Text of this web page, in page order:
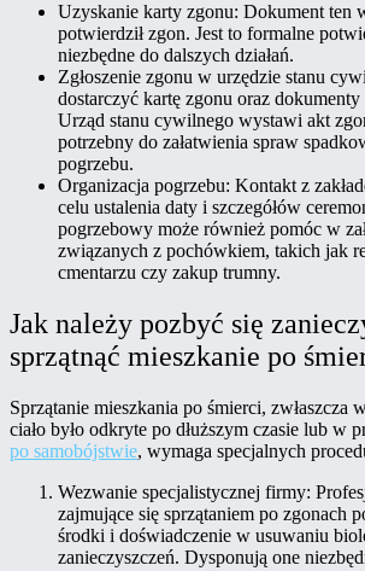
Uzyskanie karty zgonu: Dokument ten
potwierdził zgon. Jest to formalne
niezbędne do dalszych działań.
Zgłoszenie zgonu w urzędzie stanu
dostarczyć kartę zgonu oraz dokumenty
Urząd stanu cywilnego wystawi akt
potrzebny do załatwienia spraw
pogrzebu.
Organizacja pogrzebu: Kontakt z
celu ustalenia daty i szczegółów
pogrzebowy może również pomóc w
związanych z pochówkiem, takich jak
cmentarzu czy zakup trumny.
Jak należy pozbyć się
sprzątnąć mieszkanie po
Sprzątanie mieszkania po śmierci, zwłaszcza
ciało było odkryte po dłuższym czasie lub w
po samobójstwie, wymaga specjalnych
Wezwanie specjalistycznej firmy:
zajmujące się sprzątaniem po zgonach
środki i doświadczenie w usuwaniu
zanieczyszczeń. Dysponują one